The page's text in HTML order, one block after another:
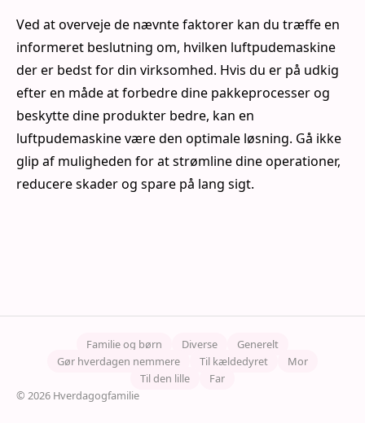
Ved at overveje de nævnte faktorer kan du træffe en
informeret beslutning om, hvilken luftpudemaskine
der er bedst for din virksomhed. Hvis du er på udkig
efter en måde at forbedre dine pakkeprocesser og
beskytte dine produkter bedre, kan en
luftpudemaskine være den optimale løsning. Gå ikke
glip af muligheden for at strømline dine operationer,
reducere skader og spare på lang sigt.
Familie og børn Diverse
Generelt
Gør hverdagen nemmere
Til kældedyret
Mor
Til den lille
Far
© 2026 Hverdagogfamilie